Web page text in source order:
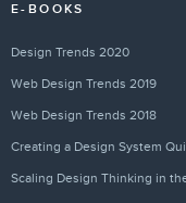
E-BOOKS
Design Trends 2020
Web Design Trends 2019
Web Design Trends 2018
Creating a Design System
Scaling Design Thinking in